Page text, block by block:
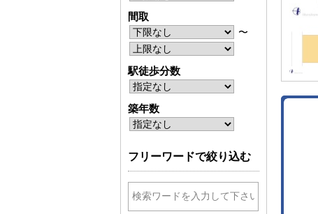
間取
〜
駅徒歩分数
築年数
フリーワードで絞り込む